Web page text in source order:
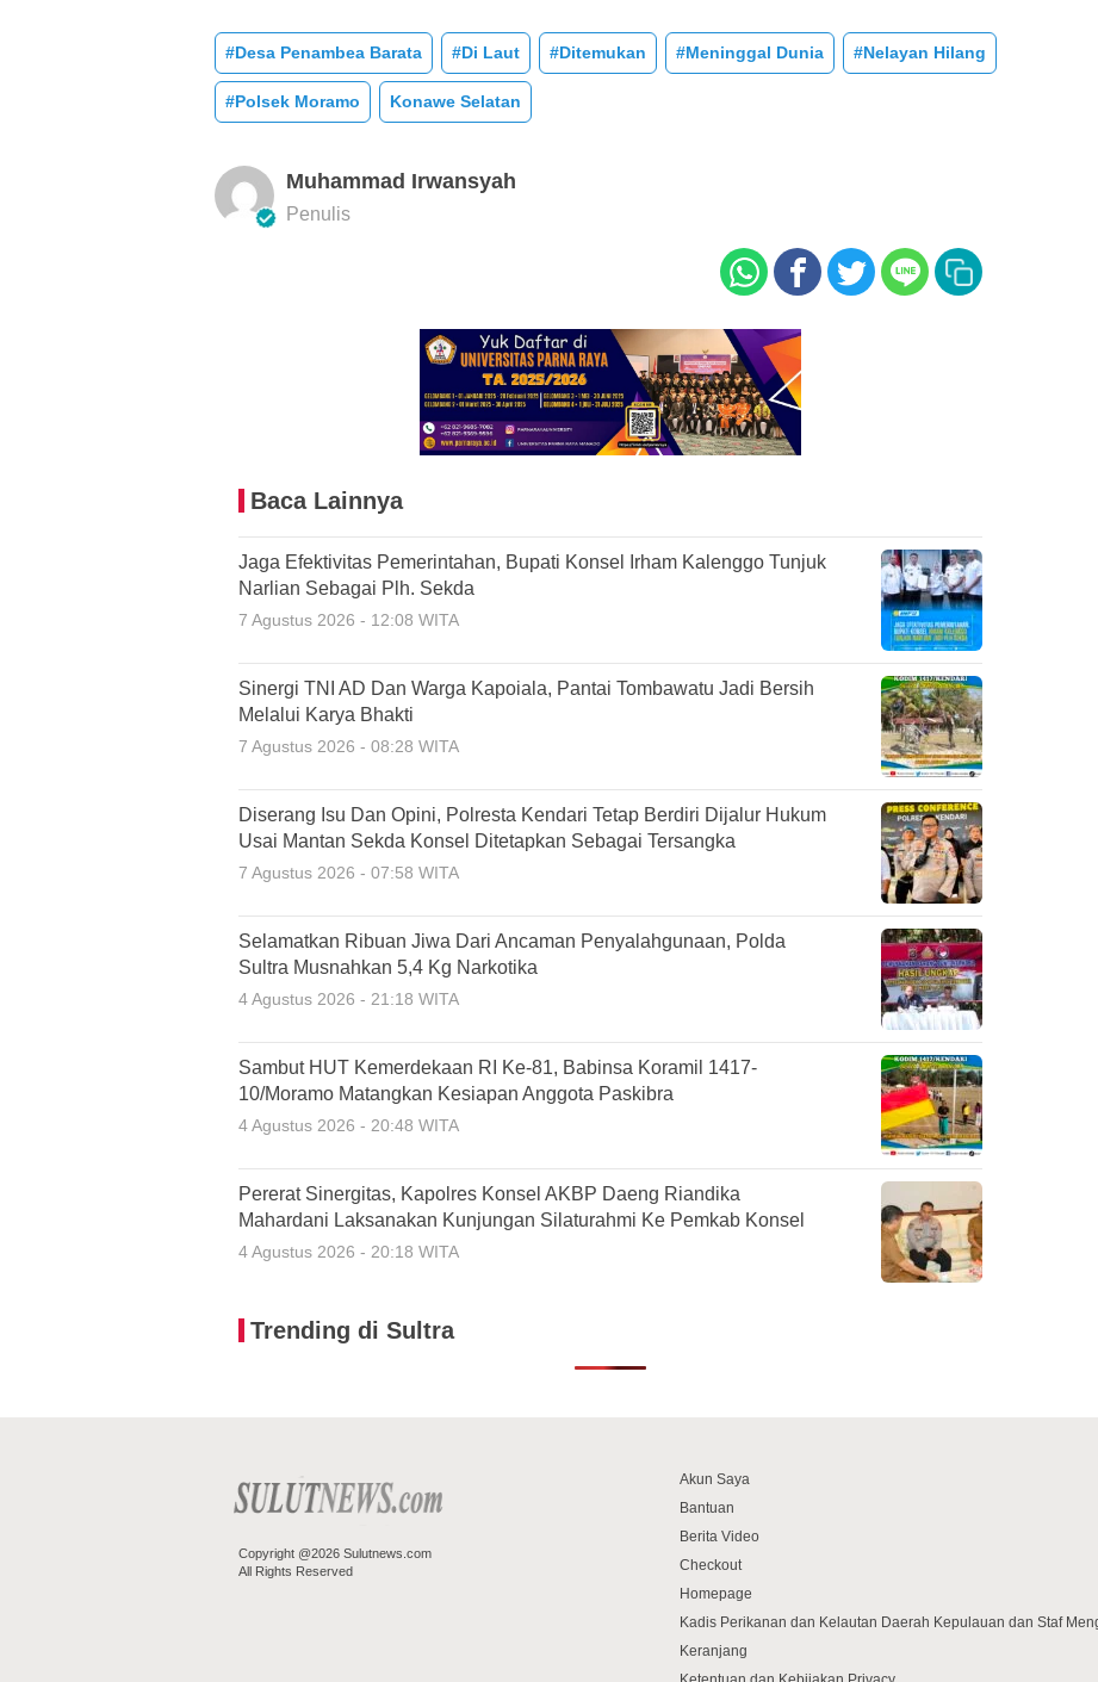
#Desa Penambea Barata #Di Laut #Ditemukan #Meninggal Dunia #Nelayan Hilang
#Polsek Moramo Konawe Selatan
Muhammad Irwansyah
Penulis
Baca Lainnya
Jaga Efektivitas Pemerintahan, Bupati Konsel Irham Kalenggo Tunjuk
Narlian Sebagai Plh. Sekda
7 Agustus 2026 - 12:08 WITA
Sinergi TNI AD Dan Warga Kapoiala, Pantai Tombawatu Jadi Bersih
Melalui Karya Bhakti
7 Agustus 2026 - 08:28 WITA
Diserang Isu Dan Opini, Polresta Kendari Tetap Berdiri Dijalur Hukum
Usai Mantan Sekda Konsel Ditetapkan Sebagai Tersangka
7 Agustus 2026 - 07:58 WITA
Selamatkan Ribuan Jiwa Dari Ancaman Penyalahgunaan, Polda
Sultra Musnahkan 5,4 Kg Narkotika
4 Agustus 2026 - 21:18 WITA
Sambut HUT Kemerdekaan RI Ke-81, Babinsa Koramil 1417-
10/Moramo Matangkan Kesiapan Anggota Paskibra
4 Agustus 2026 - 20:48 WITA
Pererat Sinergitas, Kapolres Konsel AKBP Daeng Riandika
Mahardani Laksanakan Kunjungan Silaturahmi Ke Pemkab Konsel
4 Agustus 2026 - 20:18 WITA
Trending di Sultra
Copyright @2026 Sulutnews.com
All Rights Reserved
Akun Saya
Bantuan
Berita Video
Checkout
Homepage
Kadis Perikanan dan Kelautan Daerah Kepulauan dan Staf
Keranjang